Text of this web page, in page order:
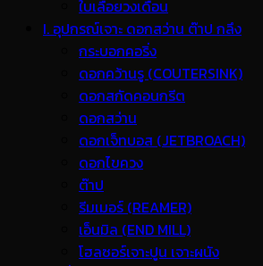
ใบเลื่อยวงเดือน
I. อุปกรณ์เจาะ ดอกสว่าน ต๊าป กลึง
กระบอกคอริ่ง
ดอกคว้านรู (COUTERSINK)
ดอกสกัดคอนกรีต
ดอกสว่าน
ดอกเจ็ทบอส (JETBROACH)
ดอกไขควง
ต๊าป
รีมเมอร์ (REAMER)
เอ็นมิล (END MILL)
โฮลซอร์เจาะปูน เจาะผนัง